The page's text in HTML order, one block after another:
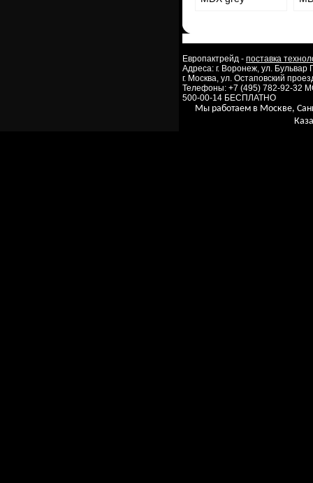
Европактрейд - поставка
Адреса: г. Воронеж, ул.
г. Москва, ул. Остаповский
Телефоны: +7 (495) 782-92-32
500-00-14 БЕСПЛАТНО
Мы работаем в Москве,